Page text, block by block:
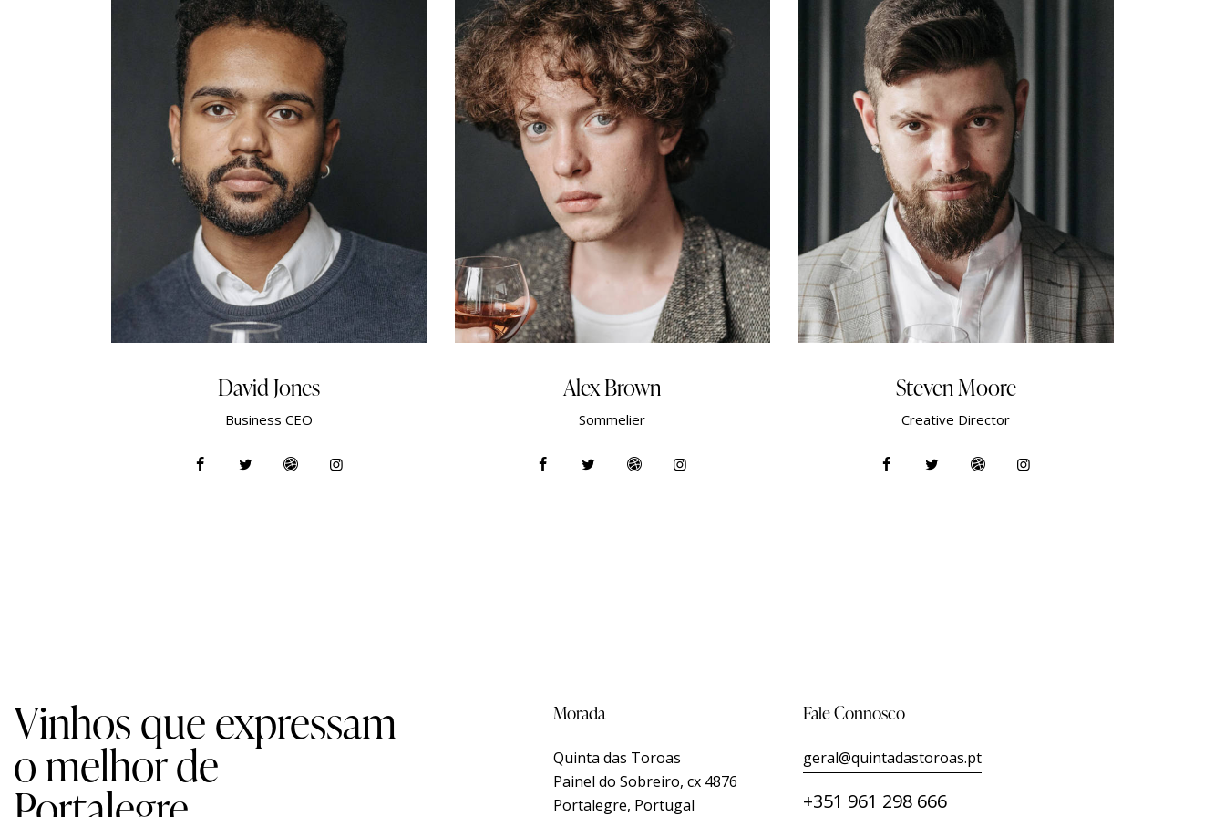
David Jones
Business CEO
Alex Brown
Sommelier
Steven Moore
Creative Director
Vinhos que expressam
o melhor de
Morada
Quinta das Toroas
Painel do Sobreiro, cx 4876
Portalegre, Portugal
Fale Connosco
geral@quintadastoroas.pt
+351 961 298 666